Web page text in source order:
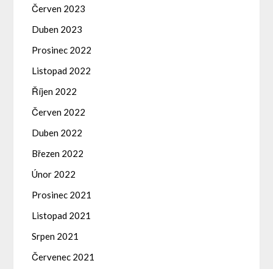
Červen 2023
Duben 2023
Prosinec 2022
Listopad 2022
Říjen 2022
Červen 2022
Duben 2022
Březen 2022
Únor 2022
Prosinec 2021
Listopad 2021
Srpen 2021
Červenec 2021